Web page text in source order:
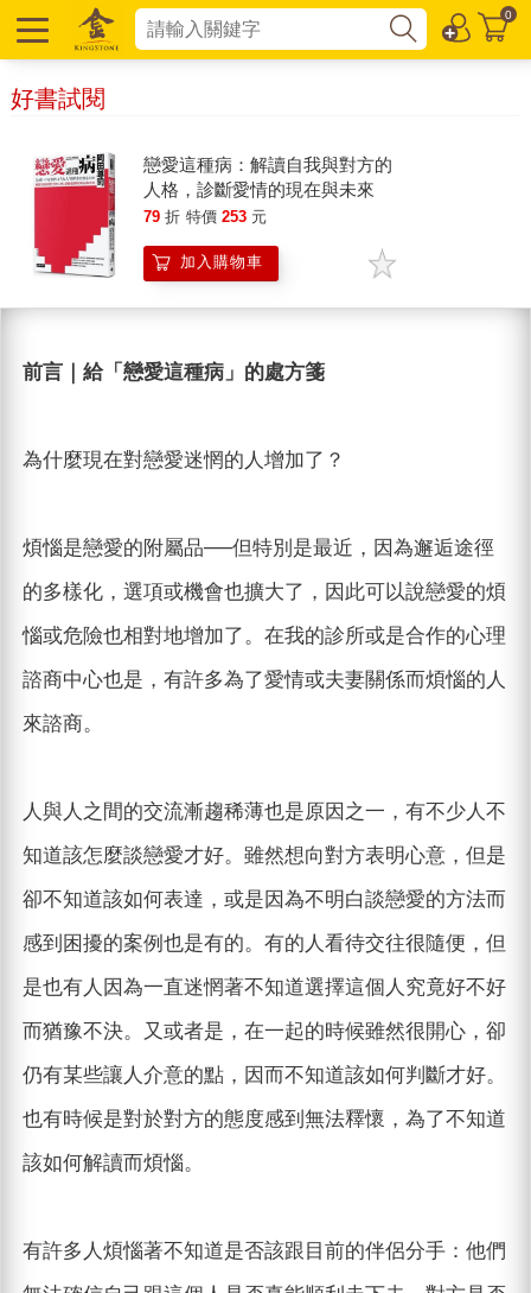
0
好書試閱
戀愛這種病：解讀自我與對方的
人格，診斷愛情的現在與未來
79 折 特價 253 元
加入購物車
前言｜給「戀愛這種病」的處方箋
為什麼現在對戀愛迷惘的人增加了？
煩惱是戀愛的附屬品──但特別是最近，因為邂逅途徑
的多樣化，選項或機會也擴大了，因此可以說戀愛的煩
惱或危險也相對地增加了。在我的診所或是合作的心理
諮商中心也是，有許多為了愛情或夫妻關係而煩惱的人
來諮商。
人與人之間的交流漸趨稀薄也是原因之一，有不少人不
知道該怎麼談戀愛才好。雖然想向對方表明心意，但是
卻不知道該如何表達，或是因為不明白談戀愛的方法而
感到困擾的案例也是有的。有的人看待交往很隨便，但
是也有人因為一直迷惘著不知道選擇這個人究竟好不好
而猶豫不決。又或者是，在一起的時候雖然很開心，卻
仍有某些讓人介意的點，因而不知道該如何判斷才好。
也有時候是對於對方的態度感到無法釋懷，為了不知道
該如何解讀而煩惱。
有許多人煩惱著不知道是否該跟目前的伴侶分手：他們